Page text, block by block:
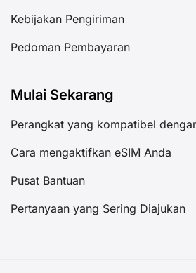
Kebijakan Pengiriman
Pedoman Pembayaran
Mulai Sekarang
Perangkat yang kompatibel
Cara mengaktifkan eSIM Anda
Pusat Bantuan
Pertanyaan yang Sering Diajukan